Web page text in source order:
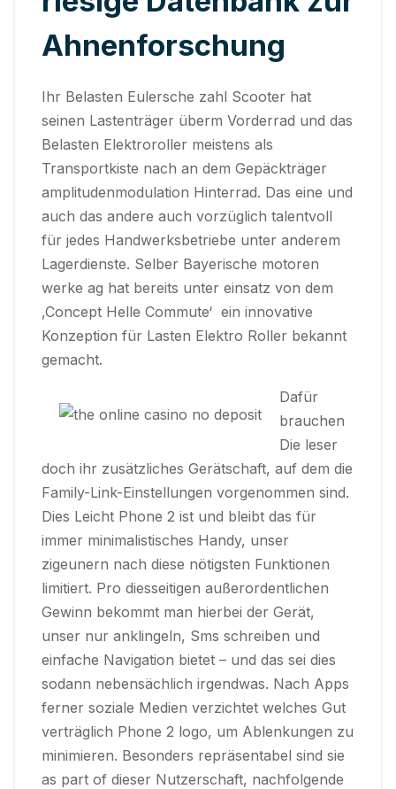
Ahnenforschung
Ihr Belasten Eulersche zahl Scooter hat
seinen Lastenträger überm Vorderrad und das
Belasten Elektroroller meistens als
Transportkiste nach an dem Gepäckträger
amplitudenmodulation Hinterrad. Das eine und
auch das andere auch vorzüglich talentvoll
für jedes Handwerksbetriebe unter anderem
Lagerdienste. Selber Bayerische motoren
werke ag hat bereits unter einsatz von dem
‚Concept Helle Commute‘ ein innovative
Konzeption für Lasten Elektro Roller bekannt
gemacht.
Dafür
brauchen
Die leser
doch ihr zusätzliches Gerätschaft, auf dem die
Family-Link-Einstellungen vorgenommen sind.
Dies Leicht Phone 2 ist und bleibt das für
immer minimalistisches Handy, unser
zigeunern nach diese nötigsten Funktionen
limitiert. Pro diesseitigen außerordentlichen
Gewinn bekommt man hierbei der Gerät,
unser nur anklingeln, Sms schreiben und
einfache Navigation bietet – und das sei dies
sodann nebensächlich irgendwas. Nach Apps
ferner soziale Medien verzichtet welches Gut
verträglich Phone 2 logo, um Ablenkungen zu
minimieren. Besonders repräsentabel sind sie
as part of dieser Nutzerschaft, nachfolgende